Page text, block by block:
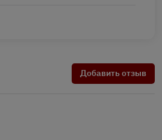
Добавить отзыв